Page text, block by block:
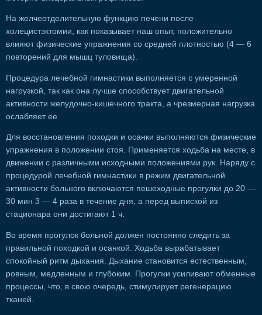
На желчеотделительную функцию печени после
холецистэктомии, как показывает наш опыт, положительно
влияют физические упражнения со средней плотностью (4 — 6
повторений для мышц туловища).
Процедура лечебной гимнастики выполняется с умеренной
нагрузкой, так как она лучше способствует двигательной
активности желудочно-кишечного тракта, а чрезмерная нагрузка
ослабляет ее.
Для восстановления походки и осанки выполняются физические
упражнения в положении стоя. Применяется ходьба на месте, в
движении с различными исходными положениями рук. Наряду с
процедурой лечебной гимнастики в режим двигательной
активности больного включаются пешеходные прогулки до 20 —
30 мин 3 — 4 раза в течение дня, а перед выпиской из
стационара они достигают 1 ч.
Во время прогулок больной должен постоянно следить за
правильной походкой и осанкой. Ходьба вырабатывает
спокойный ритм дыхания. Дыхание становится естественным,
ровным, медленным и глубоким. Прогулки усиливают обменные
процессы, что, в свою очередь, стимулирует регенерацию
тканей.